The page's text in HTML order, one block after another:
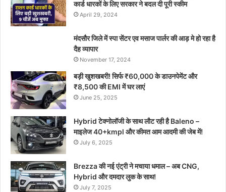
कार्ड धारकों के लिए सरकार ने बदल दी पूरी स्कीम
April 29, 2024
मंदसौर जिले में स्पा सेंटर एव मसाज पार्लर की आड़ मे हो रहा है
दैह व्यापार
November 17, 2024
बड़ी खुशखबरी! सिर्फ ₹60,000 के डाउनपेमेंट और
₹8,500 की EMI में घर लाएं
June 25, 2025
Hybrid टेक्नोलॉजी के साथ लौट रही है Baleno –
माइलेज 40+kmpl और कीमत आम आदमी की जेब में!
July 6, 2025
Brezza की नई एंट्री ने मचाया धमाल – अब CNG,
Hybrid और दमदार लुक के साथ!
July 7, 2025